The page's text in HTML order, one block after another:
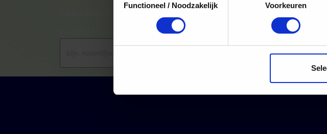
Functioneel / Noodzakelijk
Voorkeuren
Elke maand kiezen wij een winnaar uit alle nieuwe